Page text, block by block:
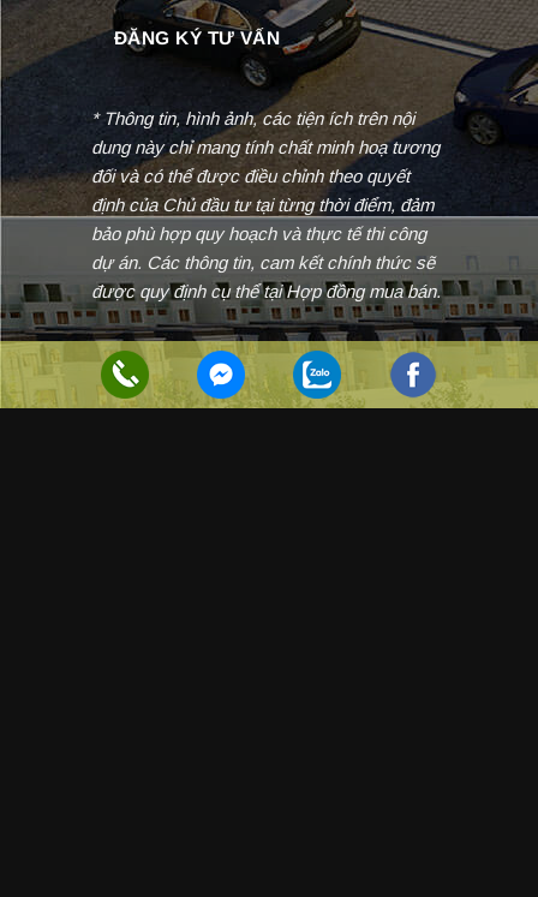
* Thông tin, hình ảnh, các tiện ích trên nội
dung này chỉ mang tính chất minh hoạ tương
đối và có thể được điều chỉnh theo quyết
định của Chủ đầu tư tại từng thời điểm, đảm
bảo phù hợp quy hoạch và thực tế thi công
dự án. Các thông tin, cam kết chính thức sẽ
được quy định cụ thể tại Hợp đồng mua bán.